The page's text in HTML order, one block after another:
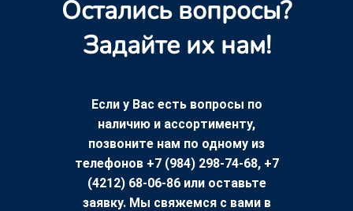
Остались вопросы?
Задайте их нам!
Если у Вас есть вопросы по
наличию и ассортименту,
позвоните нам по одному из
телефонов +7 (984) 298-74-68, +7
(4212) 68-06-86 или оставьте
заявку. Мы свяжемся с вами в